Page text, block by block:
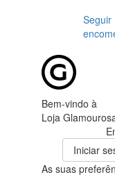
Seguir
Bem-vindo à
Loja
Iniciar
As suas